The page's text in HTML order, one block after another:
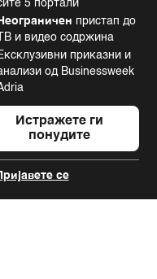
5 портали
Неограничен пристап до
ТВ и видео содржина
приказни и
од Businessweek
Истражете ги
понудите
се
BLOOMBERG and the
and service marks of
displayed with permission
SA Property